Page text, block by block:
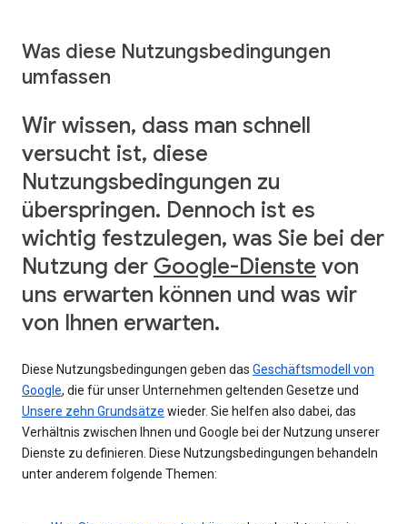
Was diese Nutzungsbedingungen
umfassen
Wir wissen, dass man schnell
versucht ist, diese
Nutzungsbedingungen zu
überspringen. Dennoch ist es
wichtig festzulegen, was Sie bei der
Nutzung der Google-Dienste von
uns erwarten können und was wir
von Ihnen erwarten.
Diese Nutzungsbedingungen geben das Geschäftsmodell von
Google, die für unser Unternehmen geltenden Gesetze und
Unsere zehn Grundsätze wieder. Sie helfen also dabei, das
Verhältnis zwischen Ihnen und Google bei der Nutzung unserer
Dienste zu definieren. Diese Nutzungsbedingungen behandeln
unter anderem folgende Themen: